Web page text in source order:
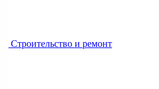
Строительство и ремонт